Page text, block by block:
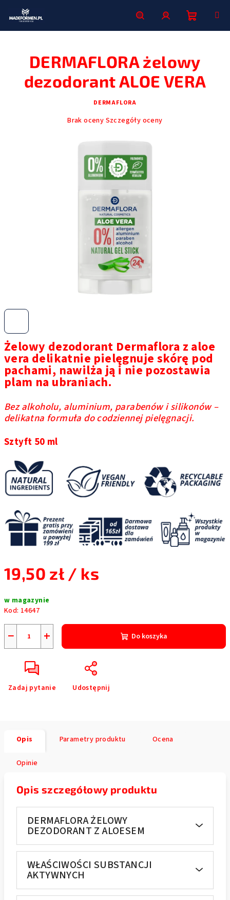
SzukajZaloguj
się
Koszyk
Żelowy dezodorant Dermaflora z aloe
vera delikatnie pielęgnuje skórę pod
pachami, nawilża ją i nie pozostawia
plam na ubraniach.
Bez alkoholu, aluminium, parabenów i silikonów –
delikatna formuła do codziennej pielęgnacji.
Sztyft 50 ml
19,50 zł / ks
jednostkowa:
w magazynie
Kod: 14647
+
− Do koszyka
Zadaj pytanie Udostępnij
DERMAFLORA żelowy
dezodorant ALOE VERA
DERMAFLORA
Średnia
Brak oceny Szczegóły oceny
Opis Parametry produktu Ocena
Opinie
Opis szczegółowy produktu
DERMAFLORA ŻELOWY
DEZODORANT Z ALOESEM
WŁAŚCIWOŚCI SUBSTANCJI
AKTYWNYCH